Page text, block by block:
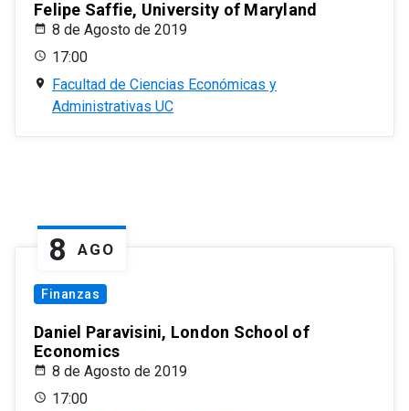
Felipe Saffie, University of Maryland
8 de Agosto de 2019
17:00
Facultad de Ciencias Económicas y
Administrativas UC
8 AGO
Finanzas
Daniel Paravisini, London School of
Economics
8 de Agosto de 2019
17:00